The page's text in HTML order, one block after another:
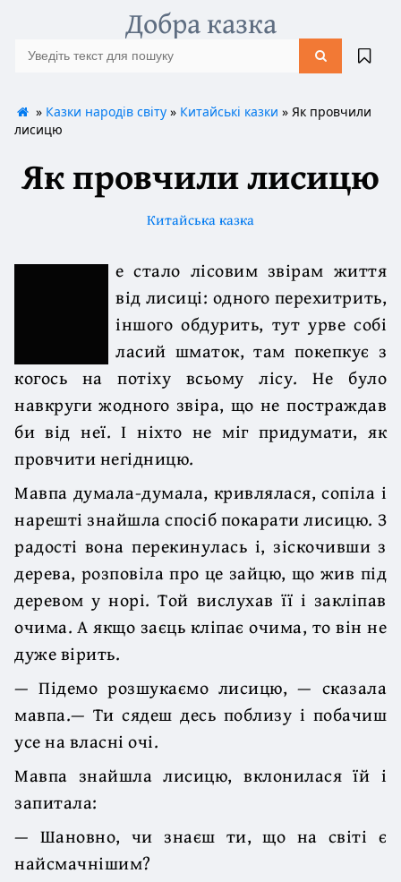
Добра казка
» Казки народів світу» Китайські казки » Як провчили
лисицю
Як провчили лисицю
Китайська казка
е стало лісовим звірам життя
від лисиці: одного перехитрить,
іншого обдурить, тут урве собі
ласий шматок, там покепкує з
когось на потіху всьому лісу. Не було
навкруги жодного звіра, що не постраждав
би від неї. І ніхто не міг придумати, як
провчити негідницю.
Мавпа думала-думала, кривлялася, сопіла і
нарешті знайшла спосіб покарати лисицю. З
радості вона перекинулась і, зіскочивши з
дерева, розповіла про це зайцю, що жив під
деревом у норі. Той вислухав її і закліпав
очима. А якщо заєць кліпає очима, то він не
дуже вірить.
— Підемо розшукаємо лисицю, — сказала
мавпа.— Ти сядеш десь поблизу і побачиш
усе на власні очі.
Мавпа знайшла лисицю, вклонилася їй і
запитала:
— Шановно, чи знаєш ти, що на світі є
найсмачнішим?